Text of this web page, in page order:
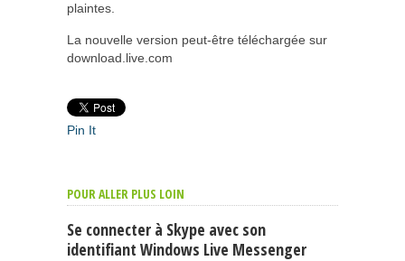
plaintes.
La nouvelle version peut-être téléchargée sur
download.live.com
Pin It
POUR ALLER PLUS LOIN
Se connecter à Skype avec son
identifiant Windows Live Messenger